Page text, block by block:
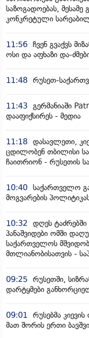
საზოგადოებას, მესამე
კონკრეტული
11:56 ჩვენ გვაქვს
ოსი და აფხაზი და-
11:48 რუსეთ-
11:43 გერმანიაში
დააფიქსირეს - მედია
11:18 დასავლეთი,
ცდილობენ თბილისი
ჩაითრიონ - რუსეთის
10:40 საქართველო
მოგვარების
10:32
დღეს
პანაშვიდები ომში
საქართველოს
მთლიანობისათვის -
09:25 რუსეთში,
დარტყმები
09:01
რუსებმა
მათ შორის ერთი ბავშვი